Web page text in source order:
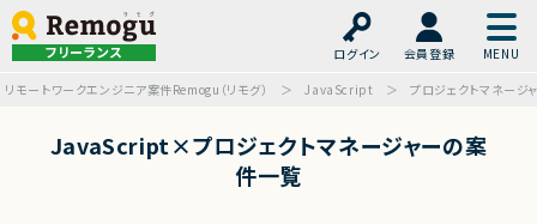
フリーランス ログイン
会員登録
リモートワークエンジニア案件Remogu（リモグ）
JavaScript プロジェクトマネージ
JavaScript×プロジェクトマネージャーの案
件一覧